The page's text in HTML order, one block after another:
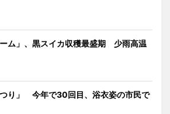
ム」、黒スイカ収穫最盛期 少雨高温
り」 今年で30回目、浴衣姿の市民で